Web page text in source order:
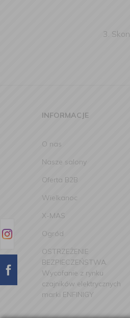
3.
INFORMACJE
O nas
Nasze salony
Oferta B2B
Wielkanoc
X-MAS
Ogród
OSTRZEŻENIE
BEZPIECZEŃSTWA.
Wycofanie z rynku
czajników elektrycznych
marki ENFINIGY